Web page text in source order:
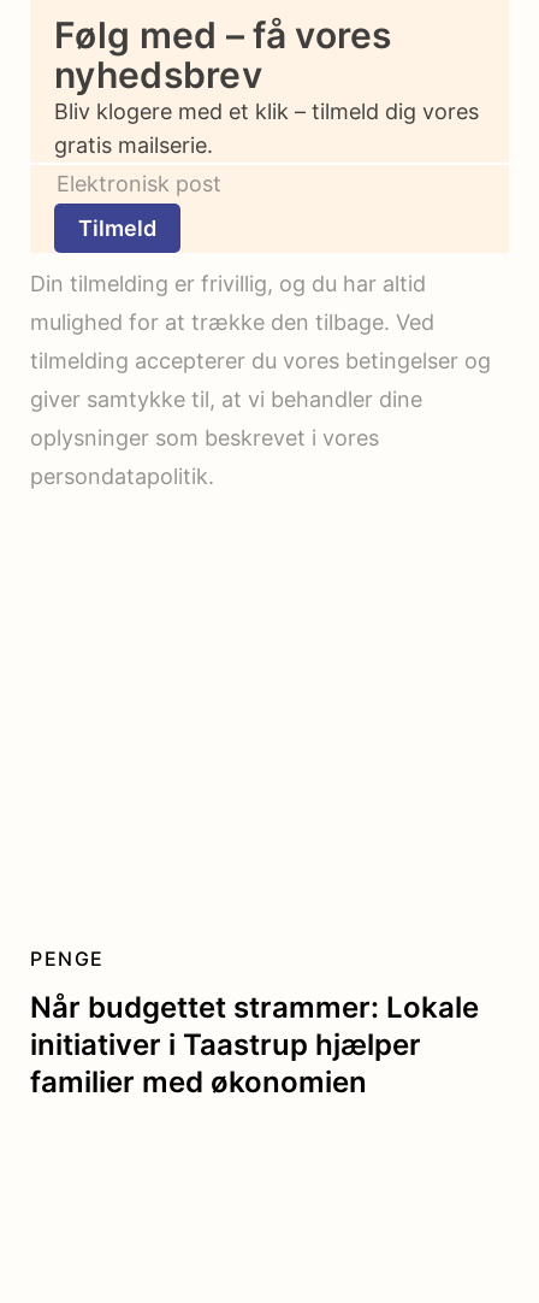
Følg med – få vores
nyhedsbrev
Bliv klogere med et klik – tilmeld dig vores
gratis mailserie.
Tilmeld
Din tilmelding er frivillig, og du har altid
mulighed for at trække den tilbage. Ved
tilmelding accepterer du vores betingelser og
giver samtykke til, at vi behandler dine
oplysninger som beskrevet i vores
persondatapolitik.
Når budgettet strammer: Lokale
initiativer i Taastrup hjælper
familier med økonomien
PENGE